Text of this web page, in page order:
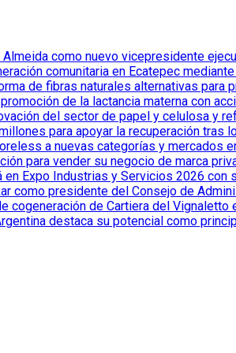
Almeida como nuevo vicepresidente
comunitaria en Ecatepec
de fibras naturales alternativas para
de la lactancia materna con
del sector de papel y celulosa y
para apoyar la recuperación tras
a nuevas categorías y mercados
para vender su negocio de marca
Expo Industrias y Servicios 2026 con
como presidente del Consejo de
cogeneración de Cartiera del
destaca su potencial como